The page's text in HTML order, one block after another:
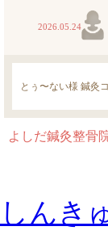
しんき